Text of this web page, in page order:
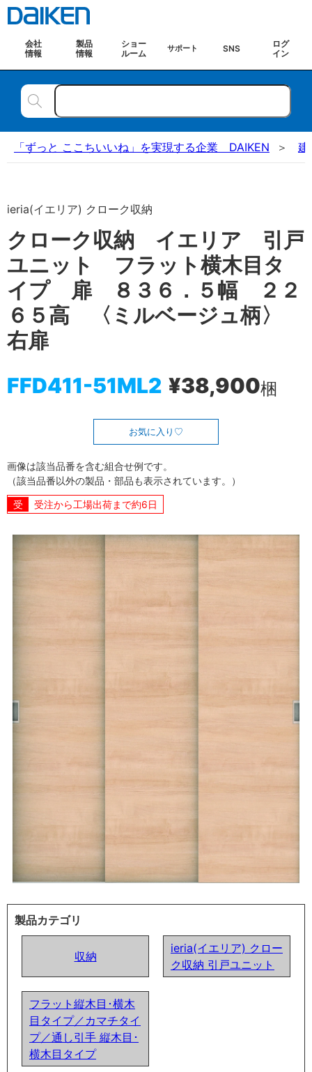
会社
情報
製品
情報
ショー
ルーム
サポート SNS
ログ
イン
「ずっと ここちいいね」を実現する企業 DAIKEN 建
ieria(イエリア) クローク収納
クローク収納 イエリア 引戸
ユニット フラット横木目タ
イプ 扉 ８３６．５幅 ２２
６５高 〈ミルベージュ柄〉
右扉
FFD411-51ML2 ¥38,900梱
お気に入り
画像は該当品番を含む組合せ例です。
（該当品番以外の製品・部品も表示されています。）
受注から工場出荷まで約6日
製品カテゴリ
収納
ieria(イエリア) クロー
ク収納 引戸ユニット
フラット縦木目･横木
目タイプ／カマチタイ
プ／通し引手 縦木目･
横木目タイプ